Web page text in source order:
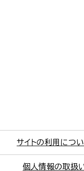
サイトの利用につ
個人情報の取扱